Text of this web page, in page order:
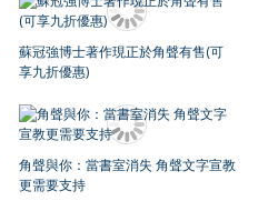
蘇冠強博士著作現正於角聲有售(可
享九折優惠)
角聲與你：當書室消失 角聲文字宣教
更需要支持